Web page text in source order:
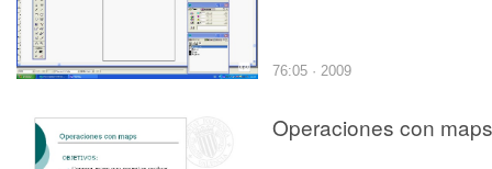
76:05 · 2009
Operaciones con maps